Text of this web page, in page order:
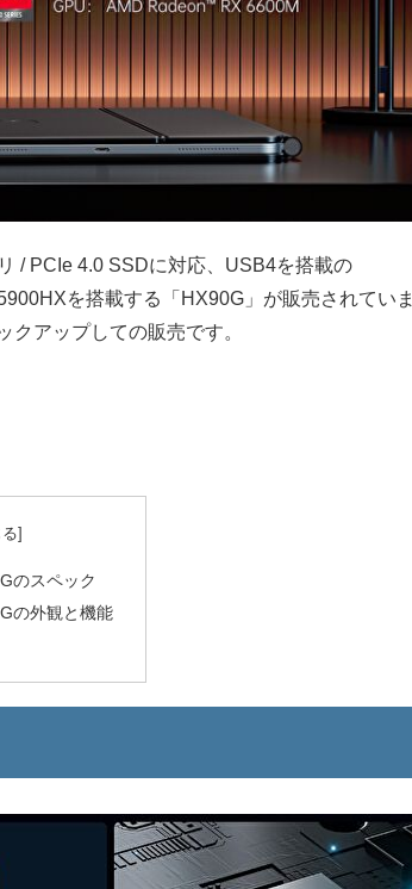
/ PCIe 4.0 SSDに対応、USB4を搭載の
を搭載する「HX90G」が販売されてい
アップしての販売です。
のスペック
の外観と機能